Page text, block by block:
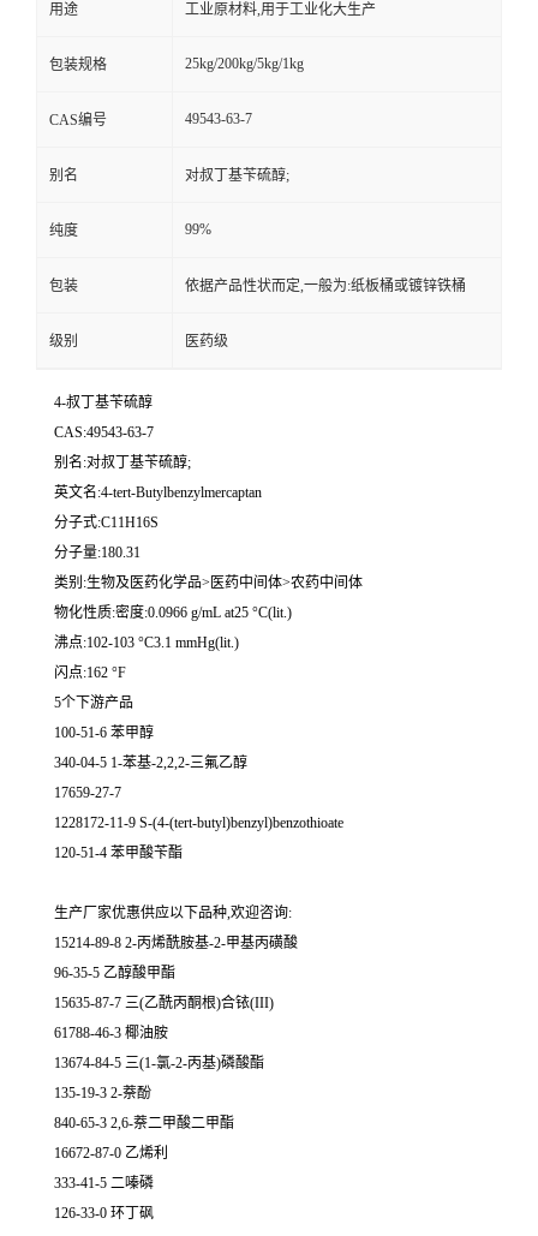
用途 工业原材料,用于工业化大生产
包装规格 25kg/200kg/5kg/1kg
CAS编号 49543-63-7
别名 对叔丁基苄硫醇;
纯度 99%
包装 依据产品性状而定,一般为:纸板桶或镀锌铁桶
级别 医药级
4-叔丁基苄硫醇
CAS:49543-63-7
别名:对叔丁基苄硫醇;
英文名:4-tert-Butylbenzylmercaptan
分子式:C11H16S
分子量:180.31
类别:生物及医药化学品>医药中间体>农药中间体
物化性质:密度:0.0966 g/mL at25 °C(lit.)
沸点:102-103 °C3.1 mmHg(lit.)
闪点:162 °F
5个下游产品
100-51-6 苯甲醇
340-04-5 1-苯基-2,2,2-三氟乙醇
17659-27-7
1228172-11-9 S-(4-(tert-butyl)benzyl)benzothioate
120-51-4 苯甲酸苄酯
生产厂家优惠供应以下品种,欢迎咨询:
15214-89-8 2-丙烯酰胺基-2-甲基丙磺酸
96-35-5 乙醇酸甲酯
15635-87-7 三(乙酰丙酮根)合铱(III)
61788-46-3 椰油胺
13674-84-5 三(1-氯-2-丙基)磷酸酯
135-19-3 2-萘酚
840-65-3 2,6-萘二甲酸二甲酯
16672-87-0 乙烯利
333-41-5 二嗪磷
126-33-0 环丁砜